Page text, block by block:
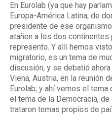
En Eurolab (ya que hay
Europa-América Latina, de
presidente de ese
atañen a los dos
represento. Y allí hemos
migratorio, es un tema de
discusión, y se debatió
Viena, Austria, en la reunión
Eurolab; y ahí vemos el
el tema de la Democracia,
trataron temas propios de